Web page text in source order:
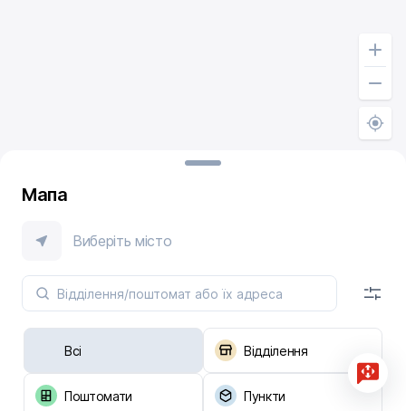
Мапа
Виберіть місто
Всі Відділення
Поштомати Пункти